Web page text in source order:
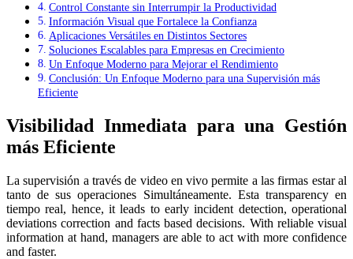
Control Constante sin Interrumpir la Productividad
Información Visual que Fortalece la Confianza
Aplicaciones Versátiles en Distintos Sectores
Soluciones Escalables para Empresas en Crecimiento
Un Enfoque Moderno para Mejorar el Rendimiento
Conclusión: Un Enfoque Moderno para una Supervisión más
Eficiente
Visibilidad Inmediata para una Gestión
más Eficiente
La supervisión a través de video en vivo permite a las firmas estar al
tanto de sus operaciones Simultáneamente. Esta transparency en
tiempo real, hence, it leads to early incident detection, operational
deviations correction and facts based decisions. With reliable visual
information at hand, managers are able to act with more confidence
and faster.